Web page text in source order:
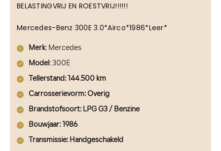
BELASTINGVRIJ EN ROESTVRIJ!!!!!!
Mercedes-Benz 300E 3.0*Airco*1986*Leer*
Merk: Mercedes
Model : 300E
Tellerstand: 144.500 km
Carrosserievorm: Overig
Brandstofsoort: LPG G3 / Benzine
Bouwjaar: 1986
Transmissie: Handgeschakeld